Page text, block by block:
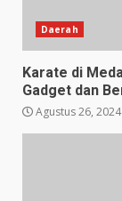
Daerah
Karate di
Gadget dan
Agustus 26, 2024